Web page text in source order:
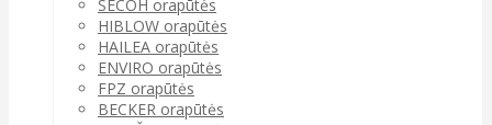
SECOH orapūtės
HIBLOW orapūtės
HAILEA orapūtės
ENVIRO orapūtės
FPZ orapūtės
BECKER orapūtės